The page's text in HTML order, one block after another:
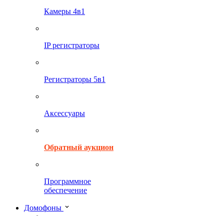
Камеры 4в1
IP регистраторы
Регистраторы 5в1
Аксессуары
Обратный аукцион
Программное
обеспечение
Домофоны